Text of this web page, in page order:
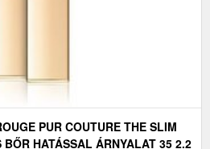
PUR COUTURE THE SLIM
BŐR HATÁSSAL ÁRNYALAT 35 2.2